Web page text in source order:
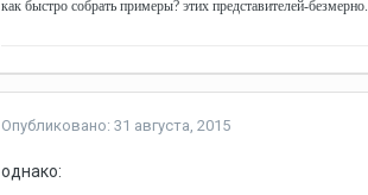
как быстро собрать примеры? этих представителей-безмерно.
Опубликовано: 31 августа, 2015
однако: